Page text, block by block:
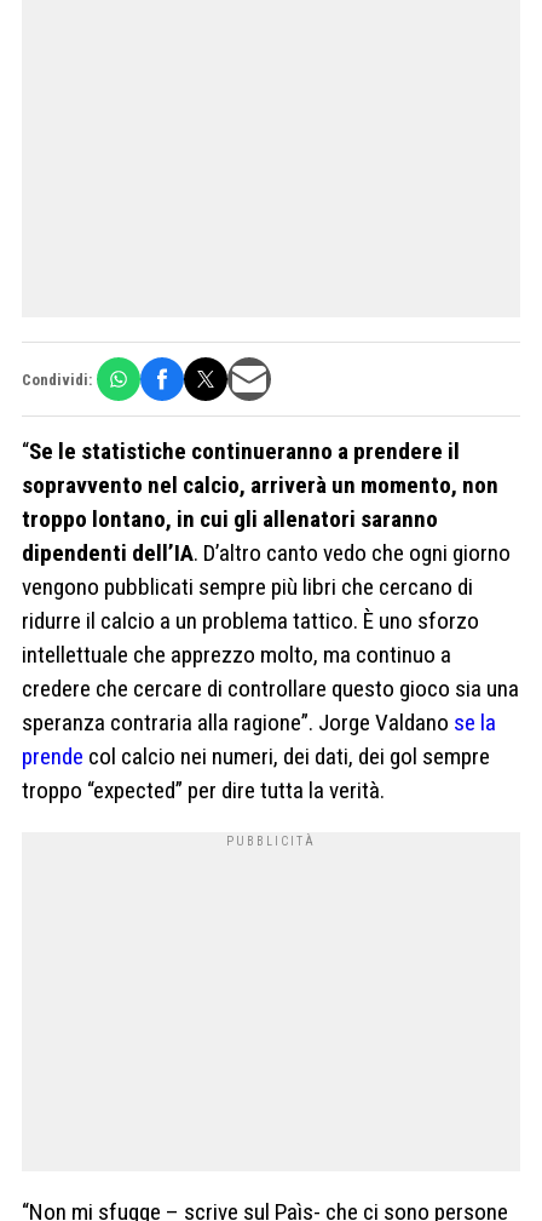
Condividi:
“Se le statistiche continueranno a prendere il
sopravvento nel calcio, arriverà un momento, non
troppo lontano, in cui gli allenatori saranno
dipendenti dell’IA. D’altro canto vedo che ogni giorno
vengono pubblicati sempre più libri che cercano di
ridurre il calcio a un problema tattico. È uno sforzo
intellettuale che apprezzo molto, ma continuo a
credere che cercare di controllare questo gioco sia una
speranza contraria alla ragione”. Jorge Valdano se la
prende col calcio nei numeri, dei dati, dei gol sempre
troppo “expected” per dire tutta la verità.
“Non mi sfugge – scrive sul Paìs- che ci sono persone